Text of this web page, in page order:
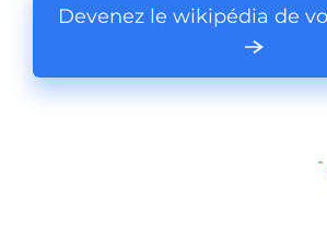
Devenez le wikipédia de